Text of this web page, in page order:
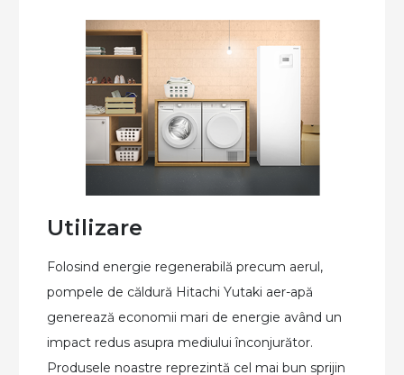
Utilizare
Folosind energie regenerabilă precum aerul,
pompele de căldură Hitachi Yutaki aer-apă
generează economii mari de energie având un
impact redus asupra mediului înconjurător.
Produsele noastre reprezintă cel mai bun sprijin